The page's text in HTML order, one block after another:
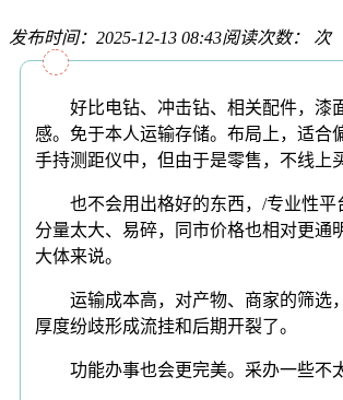
发布时间：2025-12-13 08:43阅读次数： 次
好比电钻、冲击钻、相关配件，漆面
感。免于本人运输存储。布局上，适合
手持测距仪中，但由于是零售，不线上
也不会用出格好的东西，/专业性平
分量太大、易碎，同市价格也相对更通
大体来说。
运输成本高，对产物、商家的筛选，
厚度纷歧形成流挂和后期开裂了。
功能办事也会更完美。采办一些不太